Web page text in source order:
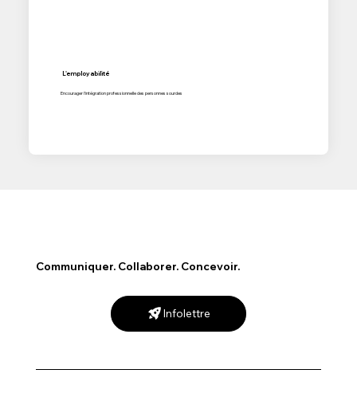
L'employabilité
Encourager l'intégration professionnelle des personnes sourdes
Communiquer. Collaborer. Concevoir.
Infolettre